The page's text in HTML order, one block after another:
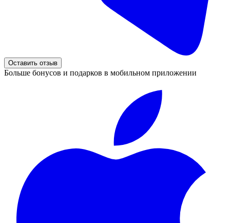
Оставить отзыв
Больше бонусов и подарков в мобильном приложении